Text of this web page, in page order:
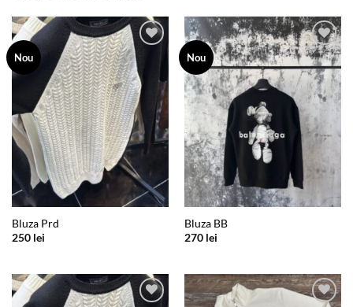
Nou
Add to
wishlist
Bluza Prd
250 lei
Nou
Add to
wishlist
Bluza BB
270 lei